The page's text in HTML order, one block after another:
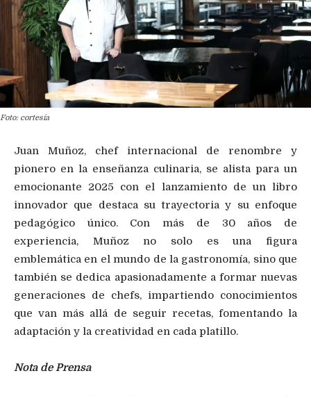
Foto: cortesía
Juan Muñoz, chef internacional de renombre y
pionero en la enseñanza culinaria, se alista para un
emocionante 2025 con el lanzamiento de un libro
innovador que destaca su trayectoria y su enfoque
pedagógico único. Con más de 30 años de
experiencia, Muñoz no solo es una figura
emblemática en el mundo de la gastronomía, sino que
también se dedica apasionadamente a formar nuevas
generaciones de chefs, impartiendo conocimientos
que van más allá de seguir recetas, fomentando la
adaptación y la creatividad en cada platillo.
Nota de Prensa